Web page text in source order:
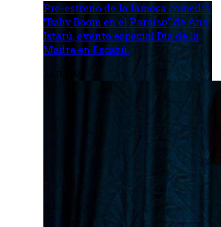
Pre-estreno de la famosa comedia
“Baby Boom en el Paraíso” de Ana
Istarú, evento especial Día de la
Madre en Escazú.
Jul 31, 2026